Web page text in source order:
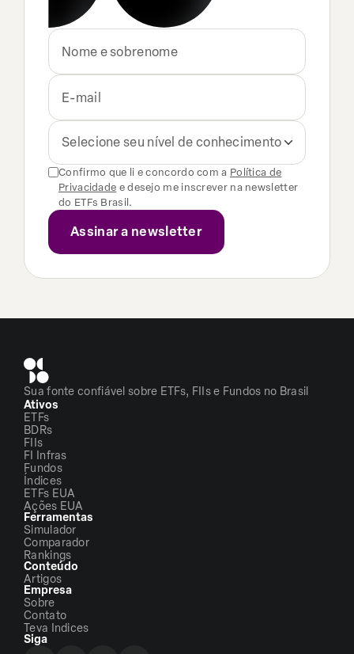
Selecione seu nível de conhecimento
Confirmo que li e concordo com a Política de
Privacidade e desejo me inscrever na newsletter
do ETFs Brasil.
Sua fonte confiável sobre ETFs, FIIs e Fundos no Brasil
Ativos
ETFs
BDRs
FIIs
FI Infras
Fundos
Índices
ETFs EUA
Ações EUA
Ferramentas
Simulador
Comparador
Rankings
Conteúdo
Artigos
Empresa
Sobre
Contato
Teva Indices
Siga